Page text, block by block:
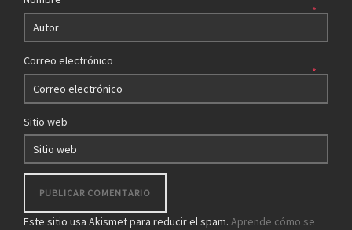
*
Correo electrónico
*
Sitio web
Este sitio usa Akismet para reducir el spam. Aprende cómo se